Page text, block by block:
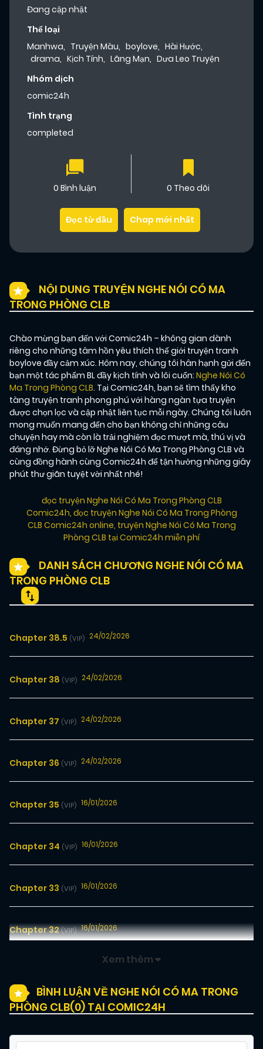
Đang cập nhật
Thể loại
Manhwa, Truyện Màu, boylove, Hài Hước,
drama, Kịch Tính, Lãng Mạn, Dưa Leo Truyện
Nhóm dịch
comic24h
Tình trạng
completed
0 Bình luận 0 Theo dõi
Đọc từ đầu Chap mới nhất
NỘI DUNG TRUYỆN NGHE NÓI CÓ MA
TRONG PHÒNG CLB
Chào mừng bạn đến với Comic24h – không gian dành
riêng cho những tâm hồn yêu thích thế giới truyện tranh
boylove đầy cảm xúc. Hôm nay, chúng tôi hân hạnh gửi đến
bạn một tác phẩm BL đầy kịch tính và lôi cuốn: Nghe Nói Có
Ma Trong Phòng CLB. Tại Comic24h, bạn sẽ tìm thấy kho
tàng truyện tranh phong phú với hàng ngàn tựa truyện
được chọn lọc và cập nhật liên tục mỗi ngày. Chúng tôi luôn
mong muốn mang đến cho bạn không chỉ những câu
chuyện hay mà còn là trải nghiệm đọc mượt mà, thú vị và
đáng nhớ. Đừng bỏ lỡ Nghe Nói Có Ma Trong Phòng CLB và
cùng đồng hành cùng Comic24h để tận hưởng những giây
phút thư giãn tuyệt vời nhất nhé!
đọc truyện Nghe Nói Có Ma Trong Phòng CLB
Comic24h, đọc truyện Nghe Nói Có Ma Trong Phòng
CLB Comic24h online, truyện Nghe Nói Có Ma Trong
Phòng CLB tại Comic24h miễn phí
DANH SÁCH CHƯƠNG NGHE NÓI CÓ MA
TRONG PHÒNG CLB
Chapter 38.5 (VIP) 24/02/2026
Chapter 38 (VIP) 24/02/2026
Chapter 37 (VIP) 24/02/2026
Chapter 36 (VIP) 24/02/2026
Chapter 35 (VIP) 16/01/2026
Chapter 34 (VIP) 16/01/2026
Chapter 33 (VIP) 16/01/2026
Chapter 32(VIP) 16/01/2026
Chapter 30(VIP) 13/01/2026
Xem thêm
BÌNH LUẬN VỀ NGHE NÓI CÓ MA TRONG
PHÒNG CLB(0) TẠI COMIC24H